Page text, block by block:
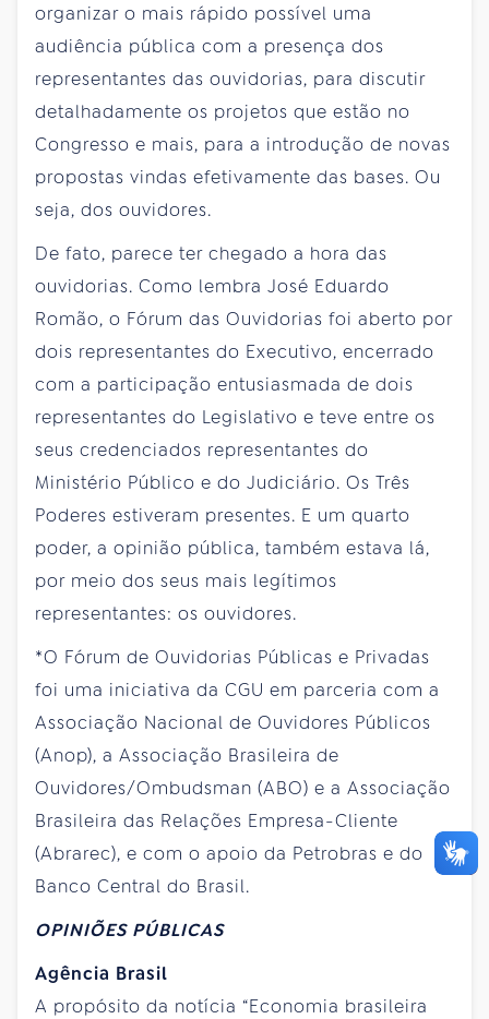
organizar o mais rápido possível uma
audiência pública com a presença dos
representantes das ouvidorias, para discutir
detalhadamente os projetos que estão no
Congresso e mais, para a introdução de novas
propostas vindas efetivamente das bases. Ou
seja, dos ouvidores.
De fato, parece ter chegado a hora das
ouvidorias. Como lembra José Eduardo
Romão, o Fórum das Ouvidorias foi aberto por
dois representantes do Executivo, encerrado
com a participação entusiasmada de dois
representantes do Legislativo e teve entre os
seus credenciados representantes do
Ministério Público e do Judiciário. Os Três
Poderes estiveram presentes. E um quarto
poder, a opinião pública, também estava lá,
por meio dos seus mais legítimos
representantes: os ouvidores.
*O Fórum de Ouvidorias Públicas e Privadas
foi uma iniciativa da CGU em parceria com a
Associação Nacional de Ouvidores Públicos
(Anop), a Associação Brasileira de
Ouvidores/Ombudsman (ABO) e a Associação
Brasileira das Relações Empresa-Cliente
(Abrarec), e com o apoio da Petrobras e do
Banco Central do Brasil.
OPINIÕES PÚBLICAS
Agência Brasil
A propósito da notícia “Economia brasileira